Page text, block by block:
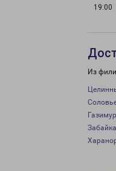
19:00
Из